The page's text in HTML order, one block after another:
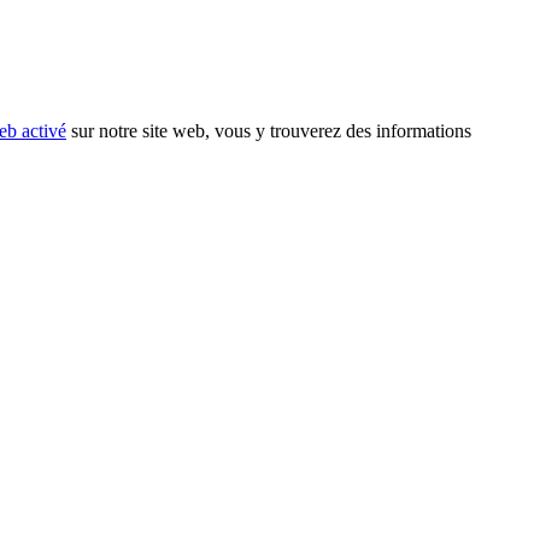
activé sur notre site web, vous y trouverez des informations